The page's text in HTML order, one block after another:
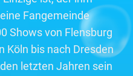
Fangemeinde
Shows von Flensburg
Köln bis nach Dresden
letzten Jahren sein